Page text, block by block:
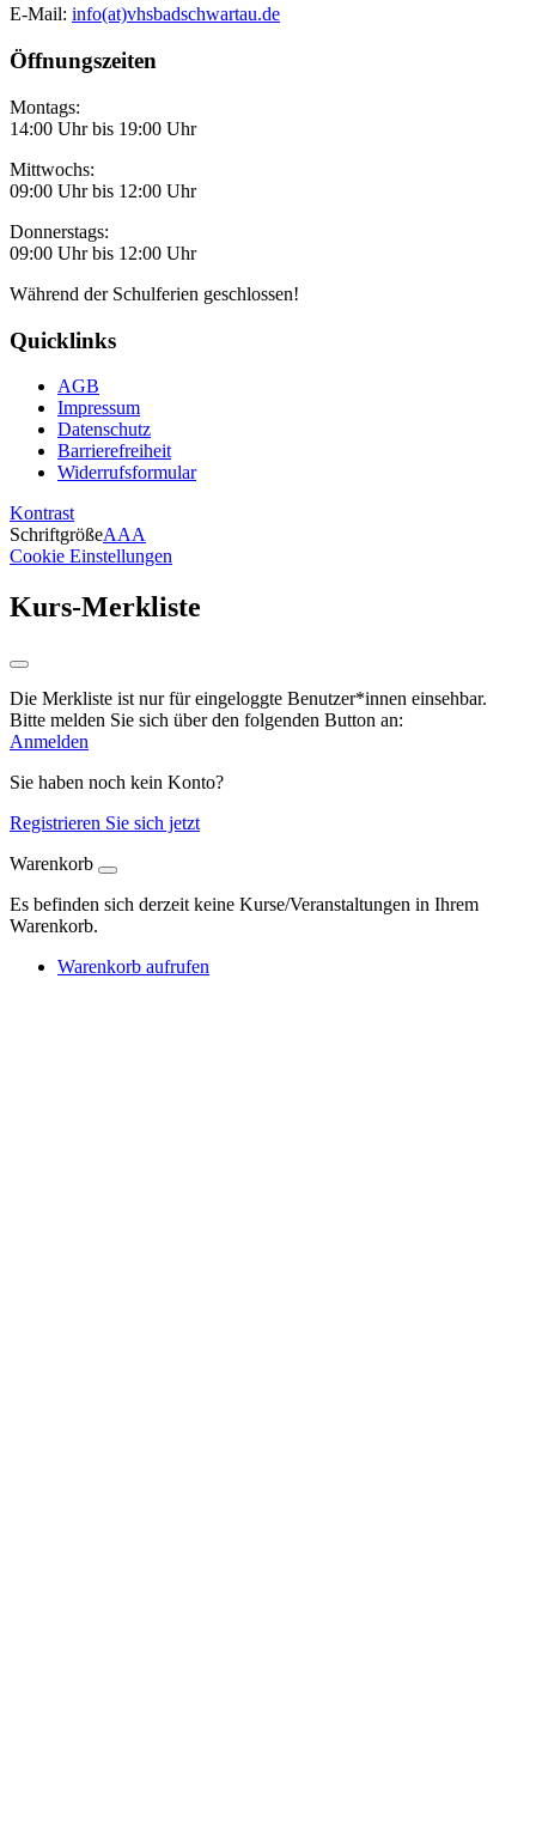
E-Mail: info(at)vhsbadschwartau.de
Öffnungszeiten
Montags:
14:00 Uhr bis 19:00 Uhr
Mittwochs:
09:00 Uhr bis 12:00 Uhr
Donnerstags:
09:00 Uhr bis 12:00 Uhr
Während der Schulferien geschlossen!
Quicklinks
AGB
Impressum
Datenschutz
Barrierefreiheit
Widerrufsformular
Kontrast
SchriftgrößeAAA
Cookie Einstellungen
Kurs-Merkliste
Die Merkliste ist nur für eingeloggte Benutzer*innen einsehbar.
Bitte melden Sie sich über den folgenden Button an:
Anmelden
Sie haben noch kein Konto?
Registrieren Sie sich jetzt
Warenkorb
Es befinden sich derzeit keine Kurse/Veranstaltungen in Ihrem
Warenkorb.
Warenkorb aufrufen